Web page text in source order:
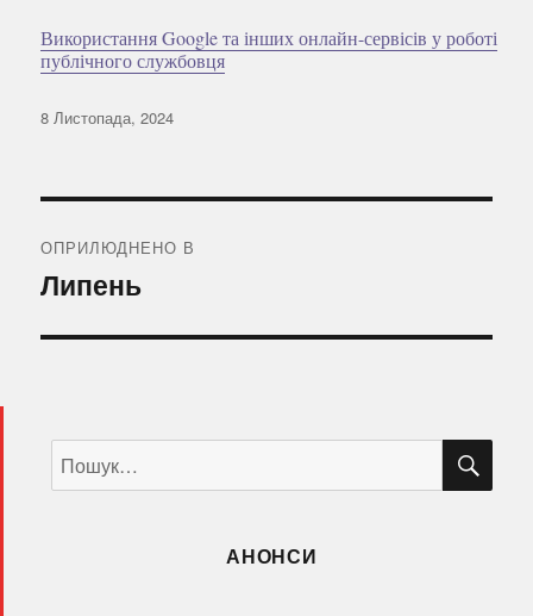
Використання Google та інших онлайн-сервісів у роботі
публічного службовця
Оприлюднено
8 Листопада, 2024
записів
ОПРИЛЮДНЕНО В
Липень
за
запитом:
АНОНСИ